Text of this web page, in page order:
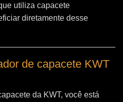
utiliza capacete
diretamente desse
de capacete KWT
da KWT, você está